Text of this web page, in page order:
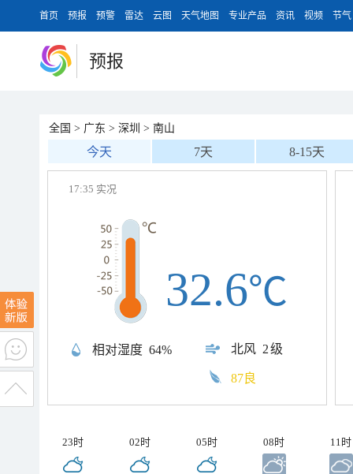
首页 预报 预警 雷达 云图 天气地图 专业产品 资讯 视频 节气
预报
全国 > 广东 > 深圳 > 南山
今天 7天 8-15天
17:35 实况
相对湿度 64% 北风 2级
32.6℃
87良
23时 02时 05时 08时 11时